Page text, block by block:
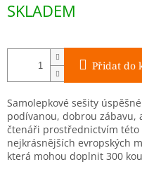
cena:
SKLADEM
Přidat do
Samolepkové sešity
podívanou, dobrou zábavu,
čtenáři prostřednictvím této
nejkrásnějších evropských
která mohou doplnit 300